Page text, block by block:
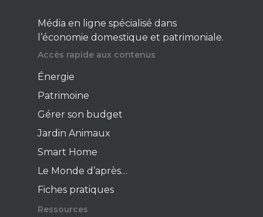
Média en ligne spécialisé dans
l’économie domestique et patrimoniale.
Accès rapide aux contenus
Énergie
Patrimoine
Gérer son budget
Jardin Animaux
Smart Home
Le Monde d’après…
Fiches pratiques
Ressources
Patrimoine
Smart Home